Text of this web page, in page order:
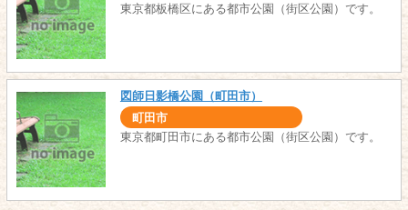
東京都板橋区にある都市公園（街区公園）です。
図師日影橋公園（町田市）
町田市
東京都町田市にある都市公園（街区公園）です。